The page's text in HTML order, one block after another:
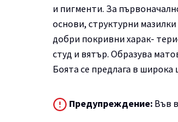
и пигменти. За
основи, структурни
добри покривни харак-
студ и вятър. Образува
Боята се предлага в широка
Предупреждение: Във